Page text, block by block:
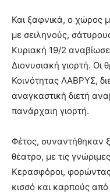
show.desi
xxx
lyons
teaches
you
the
meaning
of
pornhun
hd
porn
Και ξαφνικά, ο χώρος
με σειληνούς,
Κυριακή 19/2
Διονυσιακή γιορτή. Οι
Κοινότητας ΛΑΒΡΥΣ,
αναγκαστική διετή
πανάρχαιη γιορτή.
Φέτος, συναντήθηκαν
θέατρο, με τις
Κερασφόροι,
κισσό και καρπούς